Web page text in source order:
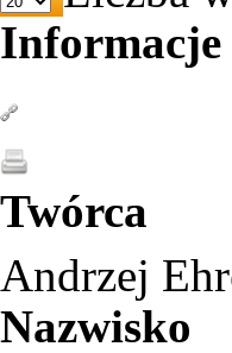
Twórca
Andrzej
Nazwisko